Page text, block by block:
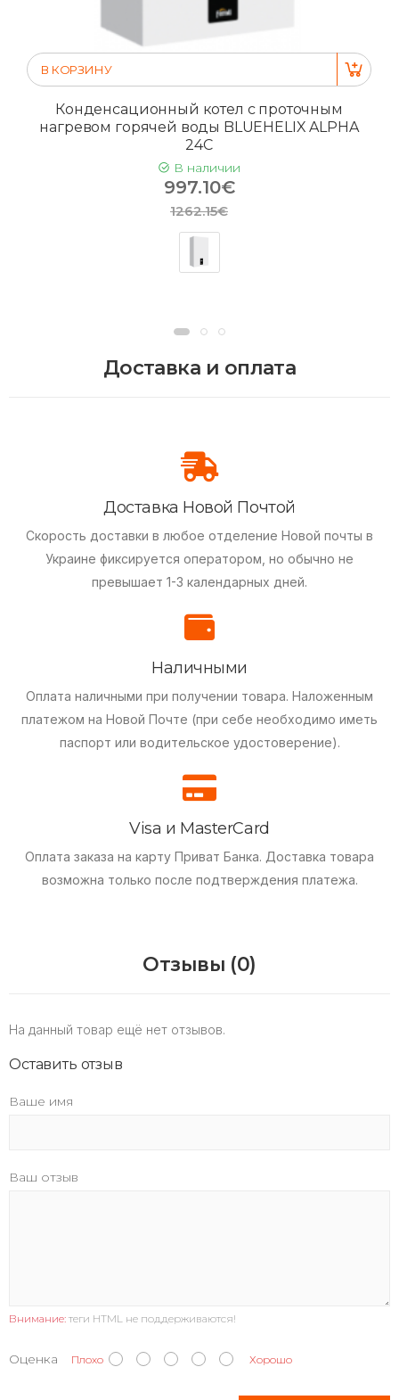
В КОРЗИНУ
Конденсационный котел с проточным
нагревом горячей воды BLUEHELIX ALPHA
24C
В наличии
997.10€
1262.15€
Доставка и оплата
Доставка Новой Почтой
Скорость доставки в любое отделение Новой почты в
Украине фиксируется оператором, но обычно не
превышает 1-3 календарных дней.
Наличными
Оплата наличными при получении товара. Наложенным
платежом на Новой Почте (при себе необходимо иметь
паспорт или водительское удостоверение).
Visa и MasterCard
Оплата заказа на карту Приват Банка. Доставка товара
возможна только после подтверждения платежа.
Отзывы (0)
На данный товар ещё нет отзывов.
Оставить отзыв
Ваше имя
Ваш отзыв
Внимание: теги HTML не поддерживаются!
Оценка Плохо Хорошо